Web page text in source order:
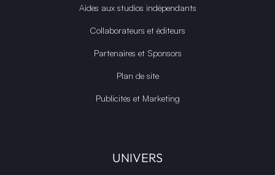
Aides aux studios indépendants
Collaborateurs et éditeurs
Partenaires et Sponsors
Plan de site
Publicités et Marketing
UNIVERS